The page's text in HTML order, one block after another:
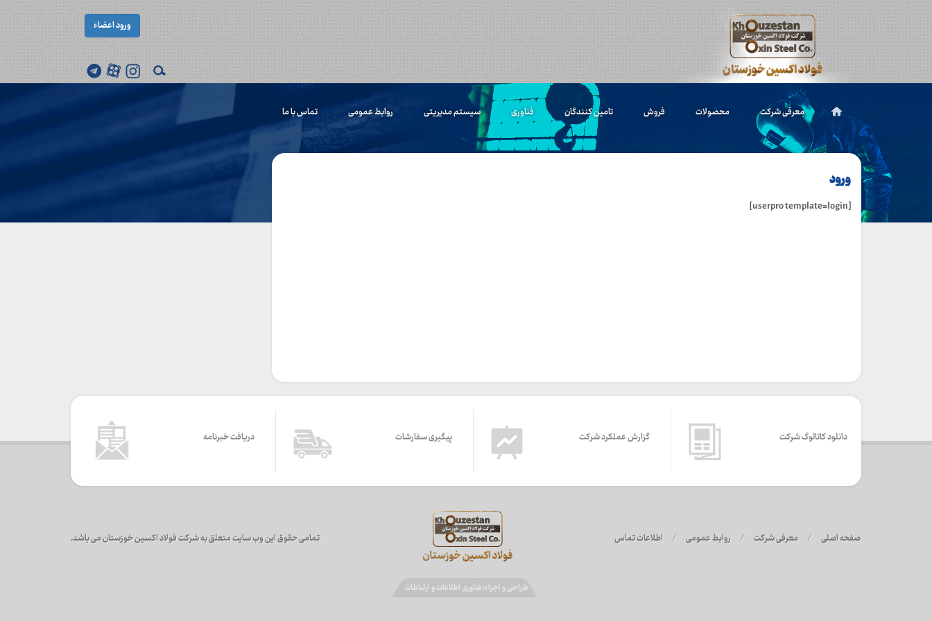
ورود اعضاء
معرفی شرکت محصولات فروش تامین کنندگان فناوری سیستم مدیریتی روابط عمومی تماس با ما
ورود
[userpro template=login]
دانلود کاتالوگ شرکت گزارش عملکرد شرکت پیگیری سفارشات دریافت خبرنامه
صفحه اصلی / معرفی شرکت / روابط عمومی / اطلاعات تماس تمامی حقوق این وب سایت متعلق به شرکت فولاد اکسین خوزستان می باشد.
طراحی و اجراء: فناوری اطلاعات و ارتباطات